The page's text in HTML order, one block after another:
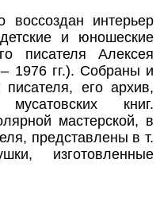
воссоздан интерьер
и юношеские
писателя Алексея
1976 гг.). Собраны и
его архив,
книг.
мастерской, в
представлены в т.
изготовленные